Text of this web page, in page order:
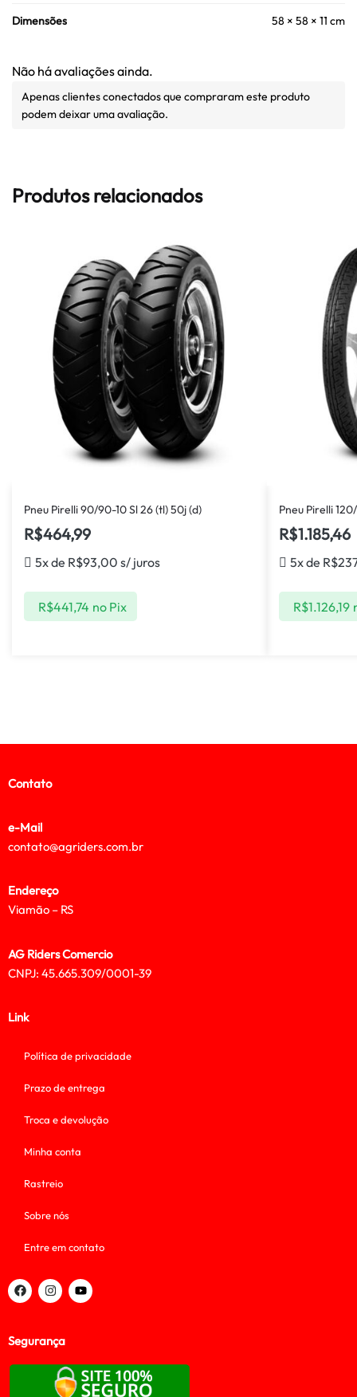
Dimensões 58 × 58 × 11 cm
Não há avaliações ainda.
Apenas clientes conectados que compraram este produto
podem deixar uma avaliação.
Produtos relacionados
Pneu Pirelli 90/90-10 Sl 26 (tl) 50j (d)
R$464,99
5x de R$93,00 s/ juros
R$441,74 no Pix
Pneu Pirelli
R$1.185,46
5x de R$
R$1.126,19
Contato
e-Mail
contato@agriders.com.br
Endereço
Viamão – RS
AG Riders Comercio
CNPJ: 45.665.309/0001-39
Link
Política de privacidade
Prazo de entrega
Troca e devolução
Minha conta
Rastreio
Sobre nós
Entre em contato
Segurança